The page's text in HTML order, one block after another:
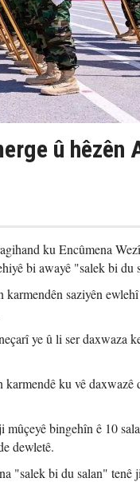
û hêzên
ku Encûmena
bi awayê "salek bi du
saziyên
ye û li ser daxwaza
ku vê
mûçeyê bingehîn ê 10
dewletê.
"salek bi du salan" tenê